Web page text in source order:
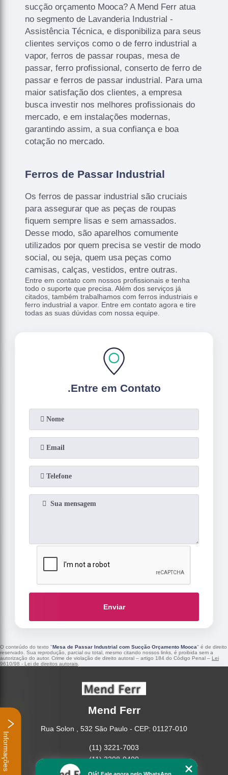
sucção orçamento Mooca? A Mend Ferr atua
no segmento de Lavanderia Industrial -
Assistência Técnica, e disponibiliza para seus
clientes serviços como o de ferro industrial a
vapor, ferros de passar roupas, mesa de
passar, ferro profissional, conserto de ferro de
passar e ferros de passar industrial. Para uma
maior satisfação dos clientes, a empresa
busca investir nos melhores profissionais do
mercado, e em instalações modernas,
garantindo assim, a sua confiança e boa
cotação no mercado.
Ferros de Passar Industrial
Os ferros de passar industrial são cruciais
para assegurar que as peças de roupas
fiquem sempre lisas e sem amassados.
Desse modo, são aparelhos comumente
utilizados por quem precisa se vestir de modo
social, ou seja, quem usa peças como
camisas, calças, vestidos, entre outras.
Entre em contato com nossos profissionais e tenha
todo o suporte que precisa. Além dos serviços já
citados, também trabalhamos com ferros industriais e
ferro industrial a vapor. Entre em contato agora e tire
todas as suas dúvidas com nossa equipe.
.Entre em Contato
Enviar
O conteúdo do texto "Mesa de Passar Industrial com Sucção Orçamento Mooca" é de direito
reservado. Sua reprodução, parcial ou total, mesmo citando nossos links, é proibida sem a
autorização do autor. Crime de violação de direito autoral – artigo 184 do Código Penal – Lei
9610/98 - Lei de direitos autorais
Mend Ferr
Rua Solon , 532 São Paulo - CEP: 01127-010
(11) 3221-7003
(11) 3208-0400
Informações